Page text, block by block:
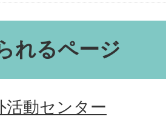
れるページ
活動センター